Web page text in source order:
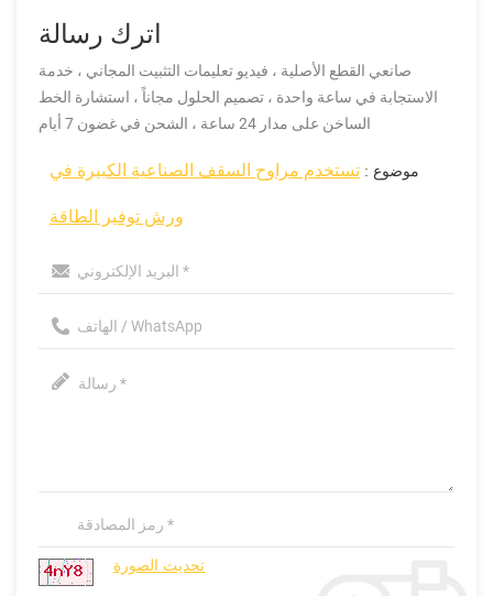
اترك رسالة
صانعي القطع الأصلية ، فيديو تعليمات التثبيت المجاني ، خدمة
الاستجابة في ساعة واحدة ، تصميم الحلول مجاناً ، استشارة الخط
الساخن على مدار 24 ساعة ، الشحن في غضون 7 أيام
موضوع : تستخدم مراوح السقف الصناعية الكبيرة في
ورش توفير الطاقة
تحديث الصورة